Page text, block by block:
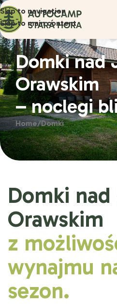
Skip to navigation
Skip to main content
Domki nad
Orawskim
– noclegi
Home Domki
Domki
Orawskim
z
wynajmu
sezon.